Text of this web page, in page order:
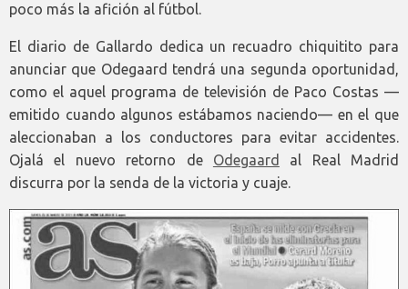
poco más la afición al fútbol.
El diario de Gallardo dedica un recuadro chiquitito para
anunciar que Odegaard tendrá una segunda oportunidad,
como el aquel programa de televisión de Paco Costas —
emitido cuando algunos estábamos naciendo— en el que
aleccionaban a los conductores para evitar accidentes.
Ojalá el nuevo retorno de Odegaard
al Real Madrid
discurra por la senda de la victoria y cuaje.